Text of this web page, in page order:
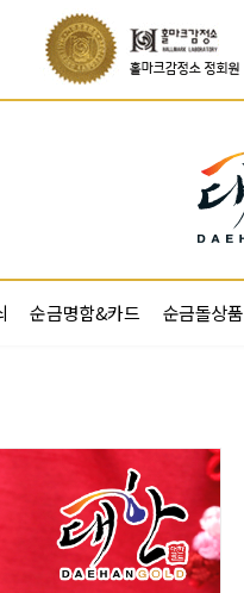
순금명함&카드 순금돌상품